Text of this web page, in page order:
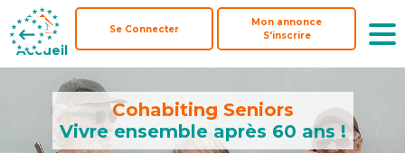
Accueil
Se Connecter
Mon annonce
S'inscrire
Accueil
Se Connecter
Mon annonce
S'inscrire
Cohabiting Seniors
Vivre ensemble après 60 ans !